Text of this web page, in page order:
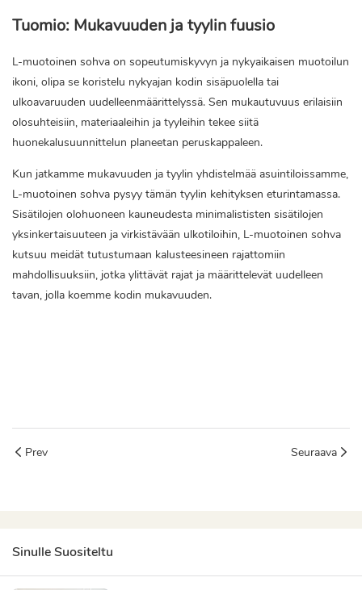
Tuomio: Mukavuuden ja tyylin fuusio
L-muotoinen sohva on sopeutumiskyvyn ja nykyaikaisen muotoilun
ikoni, olipa se koristelu nykyajan kodin sisäpuolella tai
ulkoavaruuden uudelleenmäärittelyssä. Sen mukautuvuus erilaisiin
olosuhteisiin, materiaaleihin ja tyyleihin tekee siitä
huonekalusuunnittelun planeetan peruskappaleen.
Kun jatkamme mukavuuden ja tyylin yhdistelmää asuintiloissamme,
L-muotoinen sohva pysyy tämän tyylin kehityksen eturintamassa.
Sisätilojen olohuoneen kauneudesta minimalististen sisätilojen
yksinkertaisuuteen ja virkistävään ulkotiloihin, L-muotoinen sohva
kutsuu meidät tutustumaan kalusteesineen rajattomiin
mahdollisuuksiin, jotka ylittävät rajat ja määrittelevät uudelleen
tavan, jolla koemme kodin mukavuuden.
Prev Seuraava
Sinulle Suositeltu